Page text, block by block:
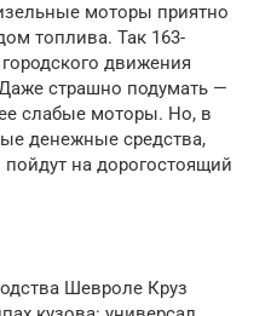
моторы приятно
топлива. Так 163-
движения
страшно подумать —
слабые моторы. Но, в
денежные средства,
на дорогостоящий
Шевроле Круз